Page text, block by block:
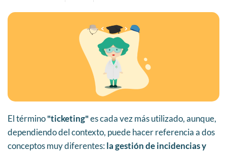
El término"ticketing"es cada vez más utilizado, aunque,
dependiendo del contexto, puede hacer referencia a dos
conceptos muy diferentes: la gestión de incidencias y